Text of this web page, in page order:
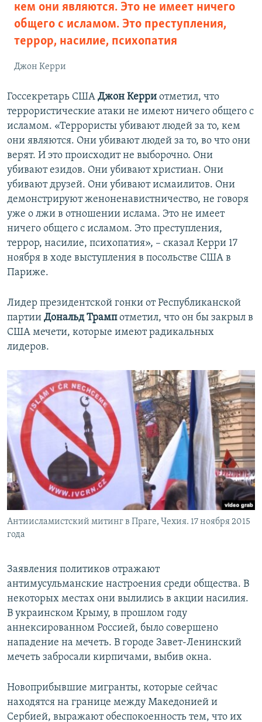
кем они являются. Это не имеет ничего
общего с исламом. Это преступления,
террор, насилие, психопатия
Джон Керри
Госсекретарь США Джон Керри отметил, что
террористические атаки не имеют ничего общего с
исламом. «Террористы убивают людей за то, кем
они являются. Они убивают людей за то, во что они
верят. И это происходит не выборочно. Они
убивают езидов. Они убивают христиан. Они
убивают друзей. Они убивают исмаилитов. Они
демонстрируют женоненавистничество, не говоря
уже о лжи в отношении ислама. Это не имеет
ничего общего с исламом. Это преступления,
террор, насилие, психопатия», – сказал Керри 17
ноября в ходе выступления в посольстве США в
Париже.
Лидер президентской гонки от Республиканской
партии Дональд Трампотметил, что он бы закрыл в
США мечети, которые имеют радикальных
лидеров.
Антиисламистский митинг в Праге, Чехия. 17 ноября 2015
года
Заявления политиков отражают
антимусульманские настроения среди общества. В
некоторых местах они вылились в акции насилия.
В украинском Крыму, в прошлом году
аннексированном Россией, было совершено
нападение на мечеть. В городе Завет-Ленинский
мечеть забросали кирпичами, выбив окна.
Новоприбывшие мигранты, которые сейчас
находятся на границе между Македонией и
Сербией, выражают обеспокоенность тем, что их